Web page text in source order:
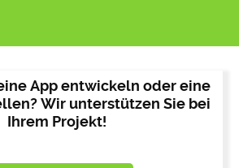
App entwickeln oder eine
Wir unterstützen Sie bei
Ihrem Projekt!